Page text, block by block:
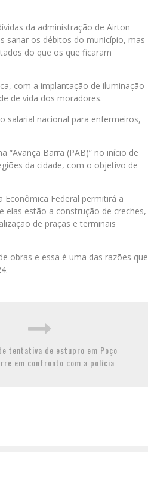
da administração de Airton
sanar os débitos do município, mas
do que os que ficaram
com a implantação de iluminação
de vida dos moradores.
salarial nacional para enfermeiros,
Barra (PAB)” no início de
da cidade, com o objetivo de
Federal permitirá a
elas estão a construção de creches,
de praças e terminais
obras e essa é uma das razões que
tentativa de estupro em Poço
em confronto com a polícia